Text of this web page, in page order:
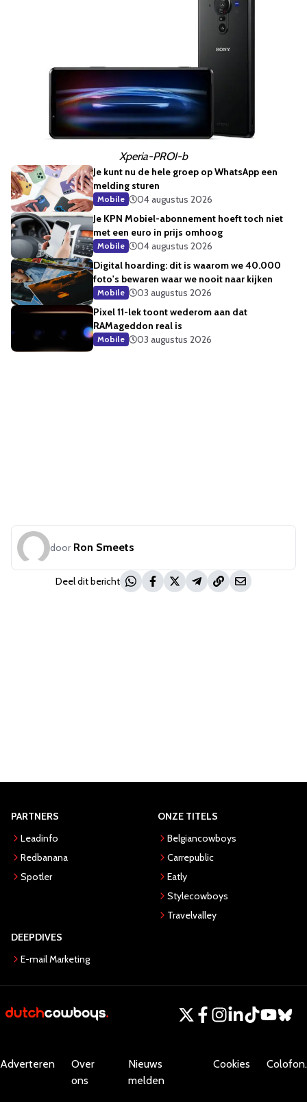
Xperia-PROI-b
Je kunt nu de hele groep op WhatsApp een
melding sturen
Mobile
04 augustus 2026
Je KPN Mobiel-abonnement hoeft toch niet
met een euro in prijs omhoog
Mobile
04 augustus 2026
Digital hoarding: dit is waarom we 40.000
foto's bewaren waar we nooit naar kijken
Mobile
03 augustus 2026
Pixel 11-lek toont wederom aan dat
RAMageddon real is
Mobile 03 augustus 2026
door Ron Smeets
Deel dit bericht
PARTNERS
Leadinfo
Redbanana
Spotler
ONZE TITELS
Belgiancowboys
Carrepublic
Eatly
Stylecowboys
Travelvalley
DEEPDIVES
E-mail Marketing
Adverteren
Over
ons
Nieuws
melden
Cookies Colofon.